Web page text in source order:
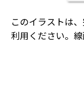
このイラストは
利用ください。線